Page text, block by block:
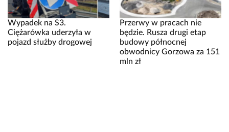
Wypadek na S3.
Ciężarówka uderzyła w
pojazd służby drogowej
Przerwy w pracach nie
będzie. Rusza drugi etap
budowy północnej
obwodnicy Gorzowa za 151
mln zł